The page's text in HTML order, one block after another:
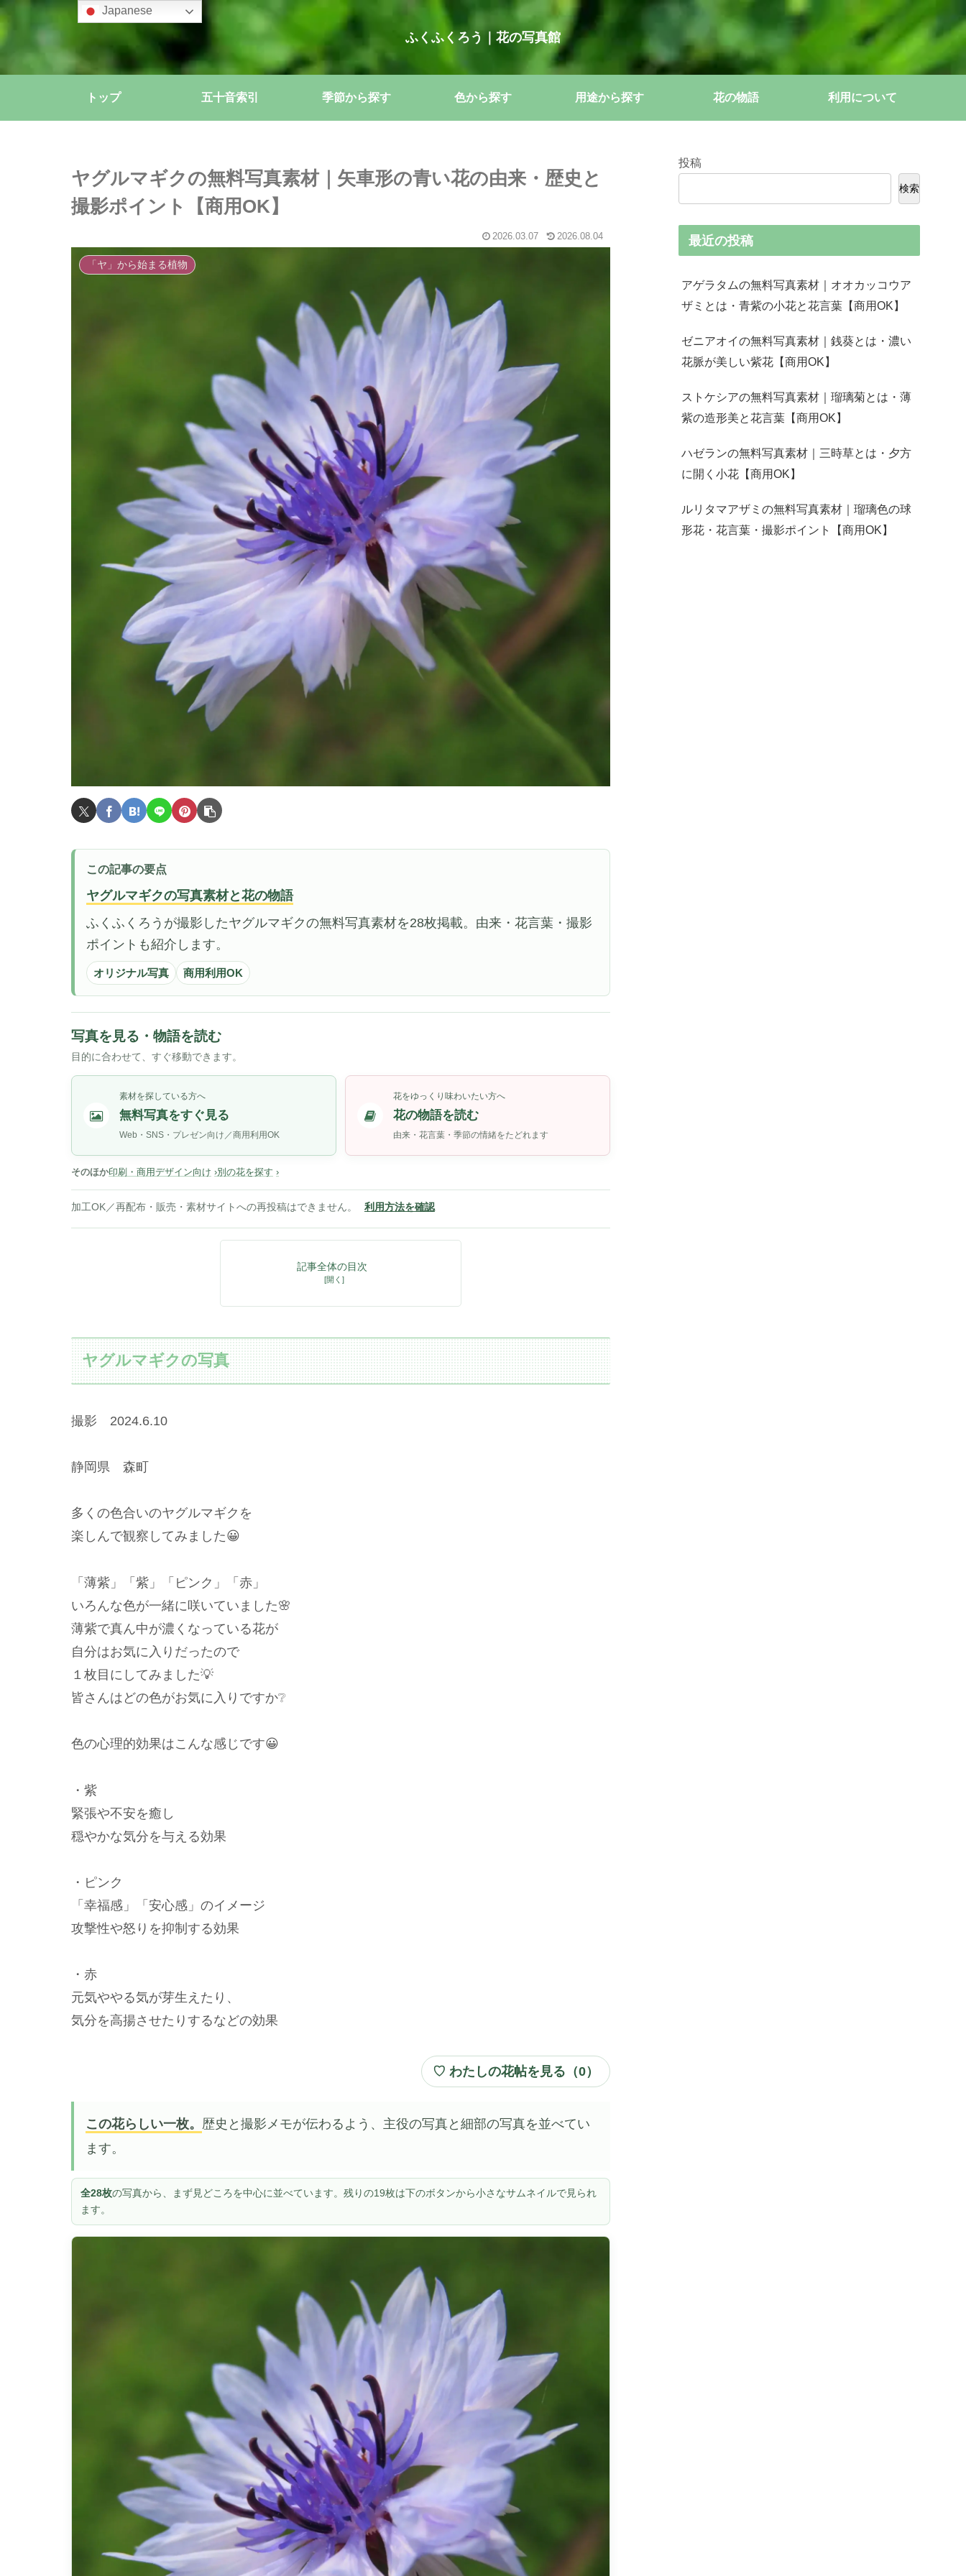
ふくふくろう｜花の写真館
トップ 五十音索引 季節から探す 色から探す 用途から探す 花の物語 利用について
ヤグルマギクの無料写真素材｜矢車形の青い花の由来・歴史と
撮影ポイント【商用OK】
2026.03.07 2026.08.04
「ヤ」から始まる植物
この記事の要点
ヤグルマギクの写真素材と花の物語
ふくふくろうが撮影したヤグルマギクの無料写真素材を28枚掲載。由来・花言葉・撮影
ポイントも紹介します。
オリジナル写真 商用利用OK
写真を見る・物語を読む
目的に合わせて、すぐ移動できます。
素材を探している方へ
無料写真をすぐ見る
Web・SNS・プレゼン向け／商用利用OK
花をゆっくり味わいたい方へ
花の物語を読む
由来・花言葉・季節の情緒をたどれます
そのほか印刷・商用デザイン向け 別の花を探す
加工OK／再配布・販売・素材サイトへの再投稿はできません。 利用方法を確認
記事全体の目次
ヤグルマギクの写真
撮影 2024.6.10
静岡県 森町
多くの色合いのヤグルマギクを
楽しんで観察してみました😀
「薄紫」「紫」「ピンク」「赤」
いろんな色が一緒に咲いていました🌸
薄紫で真ん中が濃くなっている花が
自分はお気に入りだったので
１枚目にしてみました💡
皆さんはどの色がお気に入りですか❔
色の心理的効果はこんな感じです😀
・紫
緊張や不安を癒し
穏やかな気分を与える効果
・ピンク
「幸福感」「安心感」のイメージ
攻撃性や怒りを抑制する効果
・赤
元気ややる気が芽生えたり、
気分を高揚させたりするなどの効果
♡ わたしの花帖を見る（0）
この花らしい一枚。 歴史と撮影メモが伝わるよう、主役の写真と細部の写真を並べてい
ます。
全28枚の写真から、まず見どころを中心に並べています。残りの19枚は下のボタンから小さなサムネイルで見られ
ます。
投稿
検索
最近の投稿
アゲラタムの無料写真素材｜オオカッコウア
ザミとは・青紫の小花と花言葉【商用OK】
ゼニアオイの無料写真素材｜銭葵とは・濃い
花脈が美しい紫花【商用OK】
ストケシアの無料写真素材｜瑠璃菊とは・薄
紫の造形美と花言葉【商用OK】
ハゼランの無料写真素材｜三時草とは・夕方
に開く小花【商用OK】
ルリタマアザミの無料写真素材｜瑠璃色の球
形花・花言葉・撮影ポイント【商用OK】
Japanese